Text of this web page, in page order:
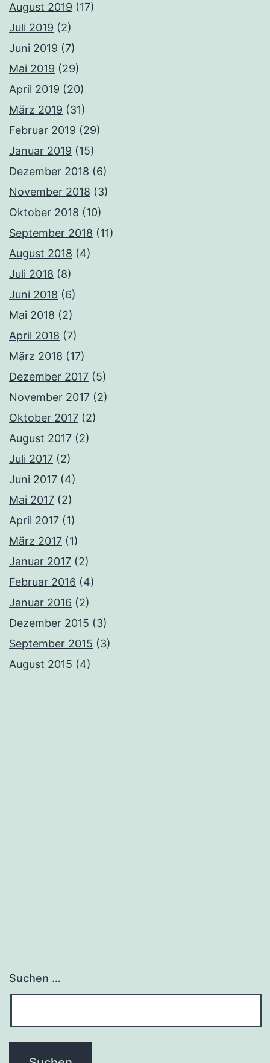
August 2019 (17)
Juli 2019 (2)
Juni 2019 (7)
Mai 2019 (29)
April 2019 (20)
März 2019 (31)
Februar 2019 (29)
Januar 2019 (15)
Dezember 2018 (6)
November 2018 (3)
Oktober 2018 (10)
September 2018 (11)
August 2018 (4)
Juli 2018 (8)
Juni 2018 (6)
Mai 2018 (2)
April 2018 (7)
März 2018 (17)
Dezember 2017 (5)
November 2017 (2)
Oktober 2017 (2)
August 2017 (2)
Juli 2017 (2)
Juni 2017 (4)
Mai 2017 (2)
April 2017 (1)
März 2017 (1)
Januar 2017 (2)
Februar 2016 (4)
Januar 2016 (2)
Dezember 2015 (3)
September 2015 (3)
August 2015 (4)
Suchen …